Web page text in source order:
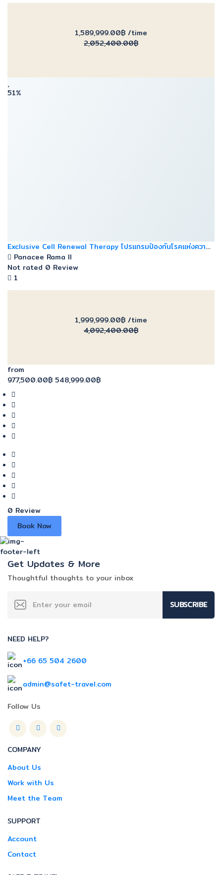
1,589,999.00฿ /time
2,052,400.00฿
51%
Exclusive Cell Renewal Therapy โปรแกรมป้องกันโรคแห่งความ
ชราภาพ
Panacee Rama ll
Not rated 0 Review
1
1,999,999.00฿ /time
4,092,400.00฿
from
977,500.00฿ 548,999.00฿
0 Review
Book Now
Get Updates & More
Thoughtful thoughts to your inbox
SUBSCRIBE
NEED HELP?
+66 65 504 2600
admin@safet-travel.com
Follow Us
COMPANY
About Us
Work with Us
Meet the Team
SUPPORT
Account
Contact